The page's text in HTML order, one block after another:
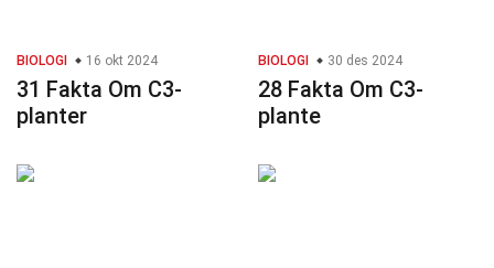
BIOLOGI 16 okt 2024
31 Fakta Om C3-
planter
BIOLOGI 30 des 2024
28 Fakta Om C3-
plante